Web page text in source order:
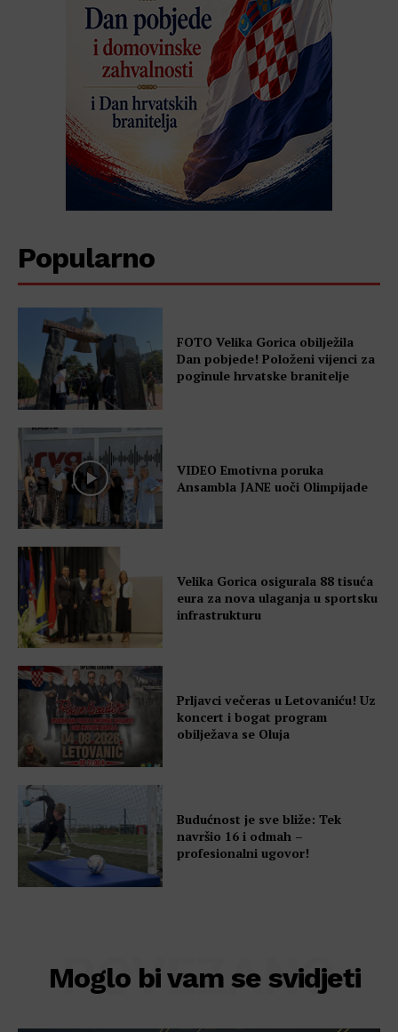
Popularno
FOTO Velika Gorica obilježila
Dan pobjede! Položeni vijenci za
poginule hrvatske branitelje
VIDEO Emotivna poruka
Ansambla JANE uoči Olimpijade
Velika Gorica osigurala 88 tisuća
eura za nova ulaganja u sportsku
infrastrukturu
Prljavci večeras u Letovaniću! Uz
koncert i bogat program
obilježava se Oluja
Budućnost je sve bliže: Tek
navršio 16 i odmah –
profesionalni ugovor!
Moglo bi vam se svidjeti
POVEZANO